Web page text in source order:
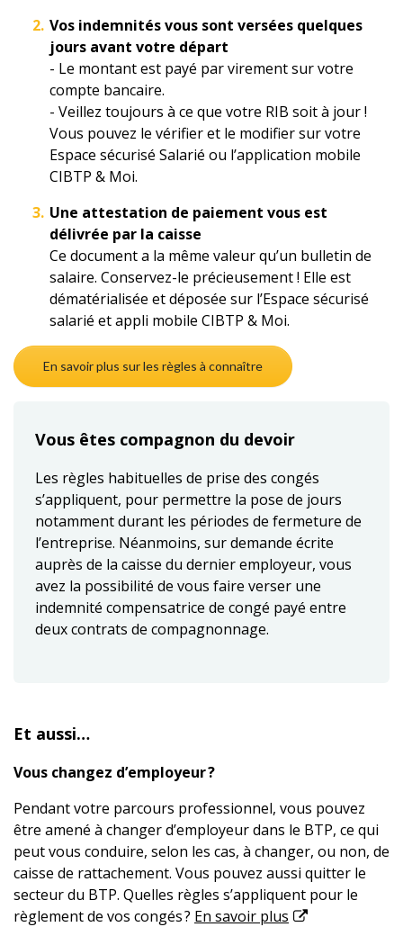
Vos indemnités vous sont versées quelques
jours avant votre départ
- Le montant est payé par virement sur votre
compte bancaire.
- Veillez toujours à ce que votre RIB soit à jour !
Vous pouvez le vérifier et le modifier sur votre
Espace sécurisé Salarié ou l’application mobile
CIBTP & Moi.
Une attestation de paiement vous est
délivrée par la caisse
Ce document a la même valeur qu’un bulletin de
salaire. Conservez-le précieusement ! Elle est
dématérialisée et déposée sur l’Espace sécurisé
salarié et appli mobile CIBTP & Moi.
En savoir plus sur les règles à connaître
Vous êtes compagnon du devoir
Les règles habituelles de prise des congés
s’appliquent, pour permettre la pose de jours
notamment durant les périodes de fermeture de
l’entreprise. Néanmoins, sur demande écrite
auprès de la caisse du dernier employeur, vous
avez la possibilité de vous faire verser une
indemnité compensatrice de congé payé entre
deux contrats de compagnonnage.
Et aussi…
Vous changez d’employeur ?
Pendant votre parcours professionnel, vous pouvez
être amené à changer d’employeur dans le BTP, ce qui
peut vous conduire, selon les cas, à changer, ou non, de
caisse de rattachement. Vous pouvez aussi quitter le
secteur du BTP. Quelles règles s’appliquent pour le
règlement de vos congés ? En savoir plus